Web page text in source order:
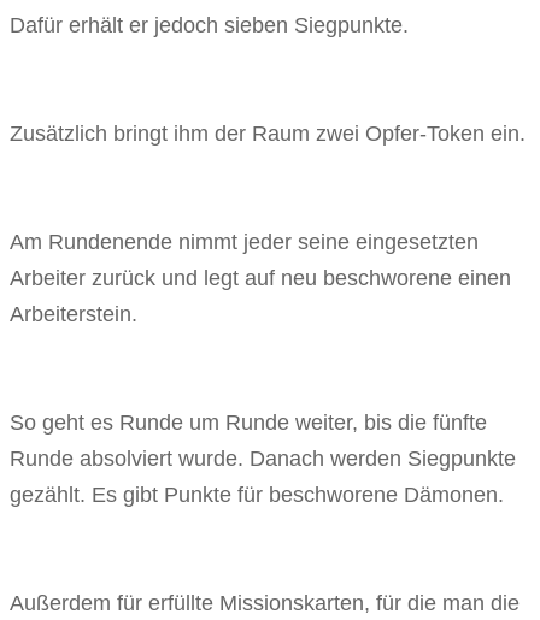
Dafür erhält er jedoch sieben Siegpunkte.
Zusätzlich bringt ihm der Raum zwei Opfer-Token ein.
Am Rundenende nimmt jeder seine eingesetzten
Arbeiter zurück und legt auf neu beschworene einen
Arbeiterstein.
So geht es Runde um Runde weiter, bis die fünfte
Runde absolviert wurde. Danach werden Siegpunkte
gezählt. Es gibt Punkte für beschworene Dämonen.
Außerdem für erfüllte Missionskarten, für die man die